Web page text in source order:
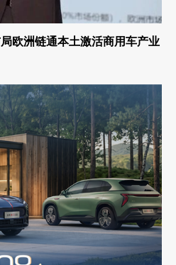
欧洲链通本土激活商用车产业